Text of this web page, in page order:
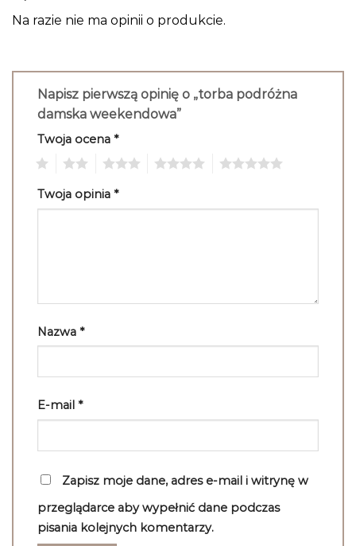
Na razie nie ma opinii o produkcie.
Napisz pierwszą opinię o „torba podróżna
damska weekendowa”
Twoja ocena *
Twoja opinia *
Nazwa *
E-mail *
Zapisz moje dane, adres e-mail i witrynę w
przeglądarce aby wypełnić dane podczas
pisania kolejnych komentarzy.